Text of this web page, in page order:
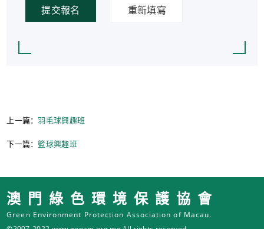
提交報名 重新填寫
上一篇：羽毛球興趣班
下一篇：籃球興趣班
澳門綠色環境保護協會
Green Environment Protection Association of Macau.